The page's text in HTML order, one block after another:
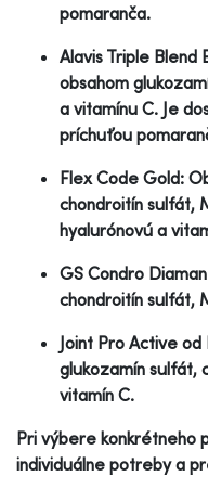
pomaranča.
Alavis Triple Blend
obsahom
a vitamínu C. Je
príchuťou
Flex Code Gold:
chondroitín sulfát,
hyalurónovú a
GS Condro
chondroitín sulfát,
Joint Pro Active
glukozamín sulfát,
vitamín C.
Pri výbere konkrétneho
individuálne potreby a